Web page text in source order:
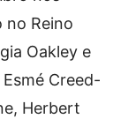
no Reino
Oakley e
Creed-
Herbert